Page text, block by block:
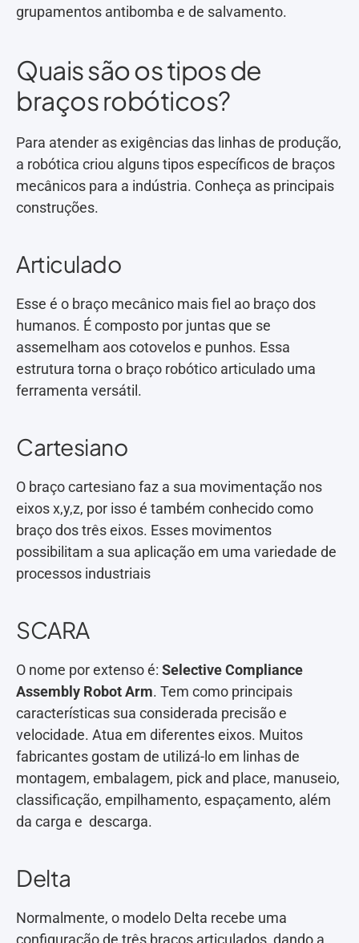
grupamentos antibomba e de salvamento.
Quais são os tipos de
braços robóticos?
Para atender as exigências das linhas de produção,
a robótica criou alguns tipos específicos de braços
mecânicos para a indústria. Conheça as principais
construções.
Articulado
Esse é o braço mecânico mais fiel ao braço dos
humanos. É composto por juntas que se
assemelham aos cotovelos e punhos. Essa
estrutura torna o braço robótico articulado uma
ferramenta versátil.
Cartesiano
O braço cartesiano faz a sua movimentação nos
eixos x,y,z, por isso é também conhecido como
braço dos três eixos. Esses movimentos
possibilitam a sua aplicação em uma variedade de
processos industriais
SCARA
O nome por extenso é: Selective Compliance
Assembly Robot Arm. Tem como principais
características sua considerada precisão e
velocidade. Atua em diferentes eixos. Muitos
fabricantes gostam de utilizá-lo em linhas de
montagem, embalagem, pick and place, manuseio,
classificação, empilhamento, espaçamento, além
da carga e descarga.
Delta
Normalmente, o modelo Delta recebe uma